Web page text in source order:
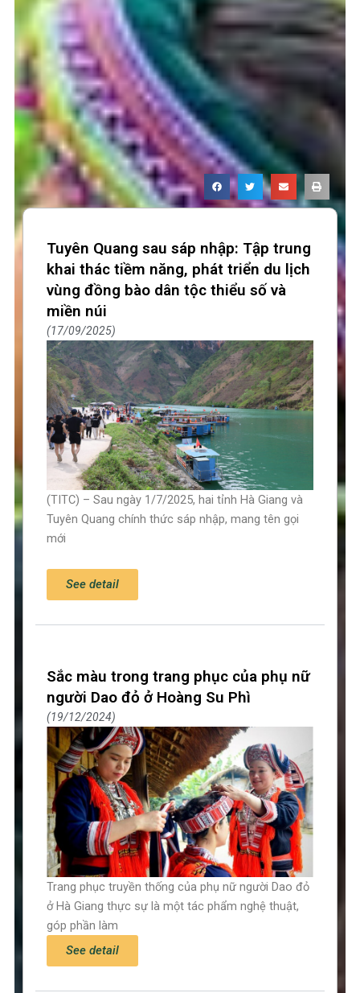
Tuyên Quang sau sáp nhập: Tập trung
khai thác tiềm năng, phát triển du lịch
vùng đồng bào dân tộc thiểu số và
miền núi
17/09/2025
(TITC) – Sau ngày 1/7/2025, hai tỉnh Hà Giang và
Tuyên Quang chính thức sáp nhập, mang tên gọi
mới
See detail
Sắc màu trong trang phục của phụ nữ
người Dao đỏ ở Hoàng Su Phì
19/12/2024
Trang phục truyền thống của phụ nữ người Dao đỏ
ở Hà Giang thực sự là một tác phẩm nghệ thuật,
góp phần làm
See detail